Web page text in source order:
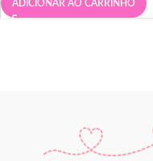
ADICIONAR AO CARRINHO